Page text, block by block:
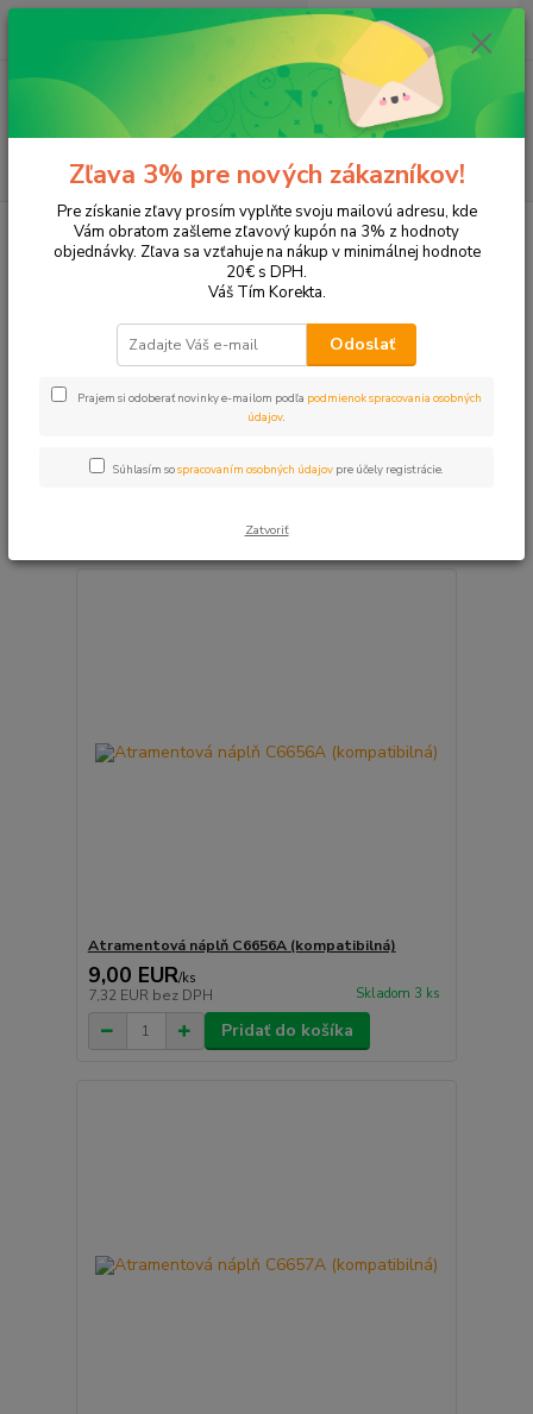
Hľadať
ks
za 0,00 EUR
Tonery a náplne do tlačiarní Hewlett Packard
HP DeskJet
DeskJet 5650
DeskJet 5650
Upresniť parametre
strana
Atramentová náplň C6656A (kompatibilná)
9,00 EUR/ks
7,32 EUR bez DPH Skladom 3 ks
Pridať do košíka
Zľava 3% pre nových zákazníkov!
Pre získanie zľavy prosím vyplňte svoju mailovú adresu, kde
Vám obratom zašleme zľavový kupón na 3% z hodnoty
objednávky. Zľava sa vzťahuje na nákup v minimálnej hodnote
20€ s DPH.
Váš Tím Korekta.
Odoslať
Prajem si odoberať novinky e-mailom podľa podmienok spracovania osobných
údajov.
Súhlasím sospracovaním osobných údajov pre účely registrácie.
Zatvoriť